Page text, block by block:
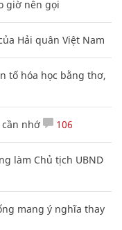
giờ nên gọi
Hải quân Việt Nam
tố hóa học bằng thơ,
cần nhớ 106
làm Chủ tịch UBND
mang ý nghĩa thay